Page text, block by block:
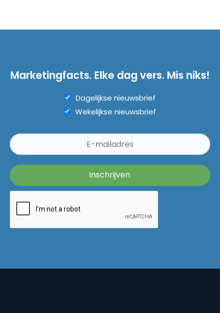
Marketingfacts. Elke dag vers. Mis niks!
Dagelijkse nieuwsbrief
Wekelijkse nieuwsbrief